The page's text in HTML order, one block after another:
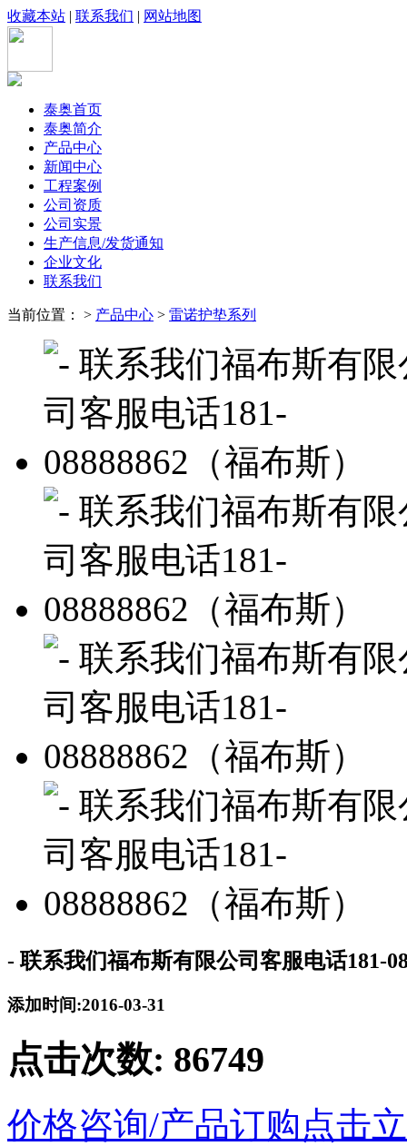
收藏本站 | 联系我们 | 网站地图
泰奥首页
泰奥简介
产品中心
新闻中心
工程案例
公司资质
公司实景
生产信息/发货通知
企业文化
联系我们
当前位置： > 产品中心 > 雷诺护垫系列
- 联系我们福布斯有限公司客服电话181-
添加时间:2016-03-31
点击次数: 86749
价格咨询/产品订购点击